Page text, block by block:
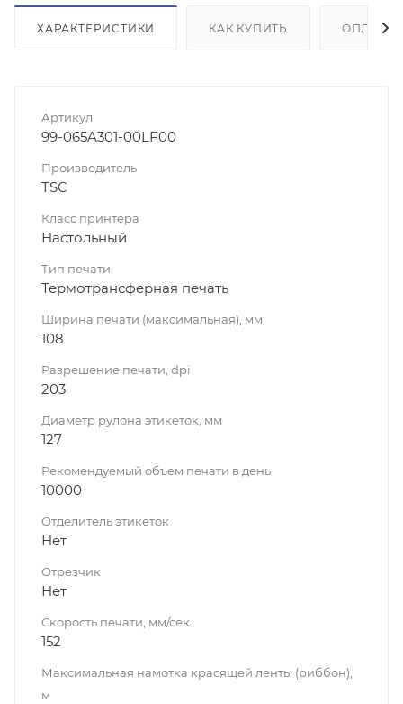
ХАРАКТЕРИСТИКИ КАК КУПИТЬ ОПЛАТА
Артикул
99-065A301-00LF00
Производитель
TSC
Класс принтера
Настольный
Тип печати
Термотрансферная печать
Ширина печати (максимальная), мм
108
Разрешение печати, dpi
203
Диаметр рулона этикеток, мм
127
Рекомендуемый объем печати в день
10000
Отделитель этикеток
Нет
Отрезчик
Нет
Скорость печати, мм/сек
152
Максимальная намотка красящей ленты (риббон),
м